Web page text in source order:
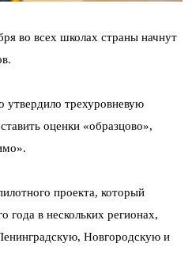
во всех школах страны начнут
трехуровневую
оценки «образцово»,
проекта, который
года в нескольких регионах,
Новгородскую и